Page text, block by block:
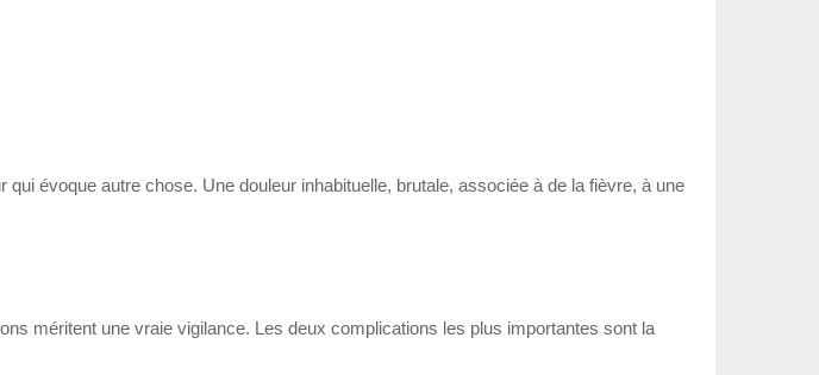
évoque autre chose. Une douleur inhabituelle, brutale, associée à de la fièvre, à une
méritent une vraie vigilance. Les deux complications les plus importantes sont la